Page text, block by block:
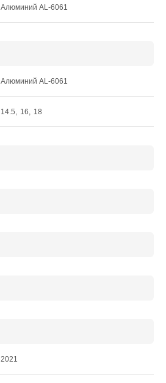
Алюминий AL-6061
Алюминий AL-6061
14.5 16 18
2021